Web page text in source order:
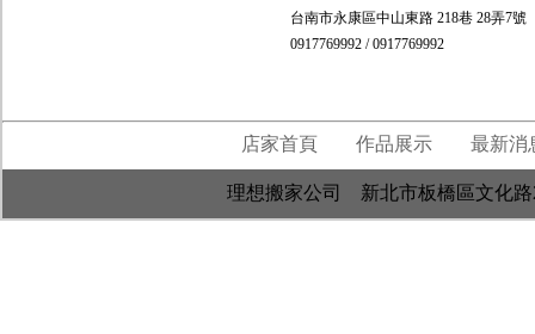
台南市永康區中山東路 218巷 28弄7號
0917769992 / 0917769992
店家首頁 作品展示 最新消
理想搬家公司 新北市板橋區文化路